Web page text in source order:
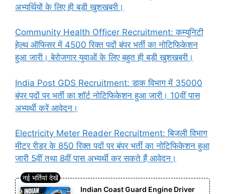
अभ्यर्थियों के लिए ही बड़ी खुशखबरी।
Community Health Officer Recruitment: कम्युनिटी
हेल्थ ऑफिसर में 4500 रिक्त पदों बंपर भर्ती का नोटिफिकेशन
हुआ जारी। बेरोजगार युवाओं के लिए बहुत ही बड़ी खुशखबरी।
India Post GDS Recruitment: डाक विभाग में 35000
बंपर पदों पर भर्ती का शॉर्ट नोटिफिकेशन हुआ जारी। 10वीं पास
अभ्यर्थी करें आवेदन।
Electricity Meter Reader Recruitment: बिजली विभाग
मीटर रीडर के 850 रिक्त पदों पर बंपर भर्ती का नोटिफिकेशन हुआ
जारी 5वीं तथा 8वीं पास अभ्यर्थी कर सकते हैं आवेदन।
Indian Coast Guard Engine Driver